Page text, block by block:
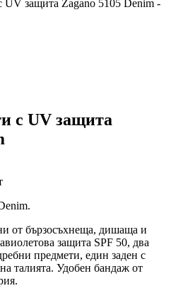
с UV защита
от бързосъхнеща, дишаща и
защита SPF 50, два
предмети, един заден с
талията. Удобен бандаж от